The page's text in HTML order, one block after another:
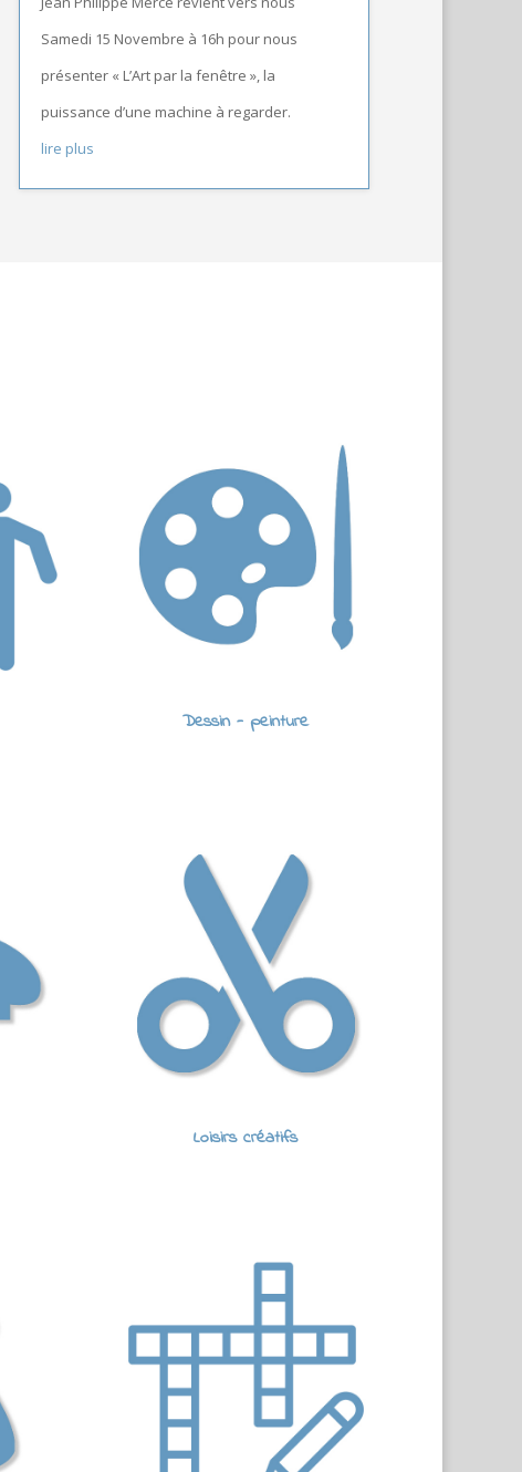
Samedi 15 Novembre à 16h pour nous
présenter « L’Art par la fenêtre », la
puissance d’une machine à regarder.
lire plus
Dessin - peinture
Loisirs créatifs